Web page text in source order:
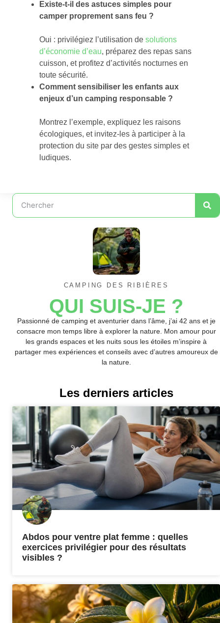
Existe-t-il des astuces simples pour
camper proprement sans feu ?
Oui : privilégiez l’utilisation de solutions
d’économie d’eau, préparez des repas sans
cuisson, et profitez d’activités nocturnes en
toute sécurité.
Comment sensibiliser les enfants aux
enjeux d’un camping responsable ?
Montrez l’exemple, expliquez les raisons
écologiques, et invitez-les à participer à la
protection du site par des gestes simples et
ludiques.
CAMPING DES RIBIÈRES
QUI SUIS-JE ?
Passionné de camping et aventurier dans l’âme, j’ai 42 ans et je
consacre mon temps libre à explorer la nature. Mon amour pour
les grands espaces et les nuits sous les étoiles m’inspire à
partager mes expériences et conseils avec d’autres amoureux de
la nature.
Les derniers articles
Abdos pour ventre plat femme : quelles
exercices privilégier pour des résultats
visibles ?